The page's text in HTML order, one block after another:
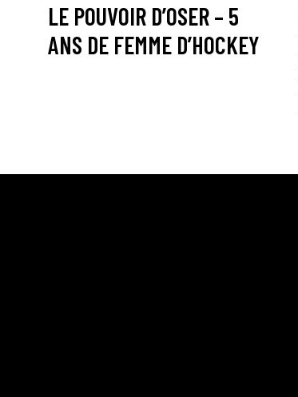
LE POUVOIR D’OSER – 5
ANS DE FEMME D’HOCKEY